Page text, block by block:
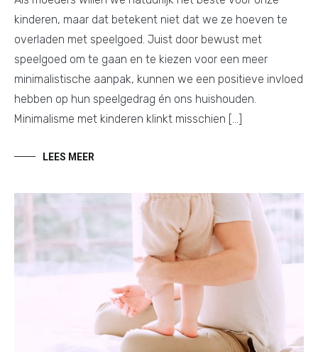
kinderen, maar dat betekent niet dat we ze hoeven te
overladen met speelgoed. Juist door bewust met
speelgoed om te gaan en te kiezen voor een meer
minimalistische aanpak, kunnen we een positieve invloed
hebben op hun speelgedrag én ons huishouden.
Minimalisme met kinderen klinkt misschien […]
LEES MEER